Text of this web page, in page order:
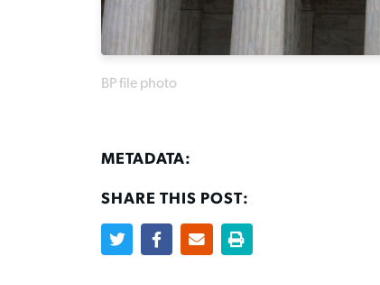
BP file photo
METADATA:
SHARE THIS POST: